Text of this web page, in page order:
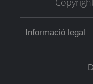
Informació legal